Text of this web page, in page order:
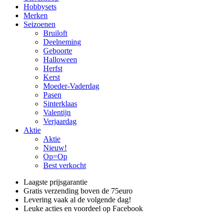
Hobbysets
Merken
Seizoenen
Bruiloft
Deelneming
Geboorte
Halloween
Herfst
Kerst
Moeder-Vaderdag
Pasen
Sinterklaas
Valentijn
Verjaardag
Aktie
Aktie
Nieuw!
Op=Op
Best verkocht
Laagste prijsgarantie
Gratis verzending boven de 75euro
Levering vaak al de volgende dag!
Leuke acties en voordeel op Facebook